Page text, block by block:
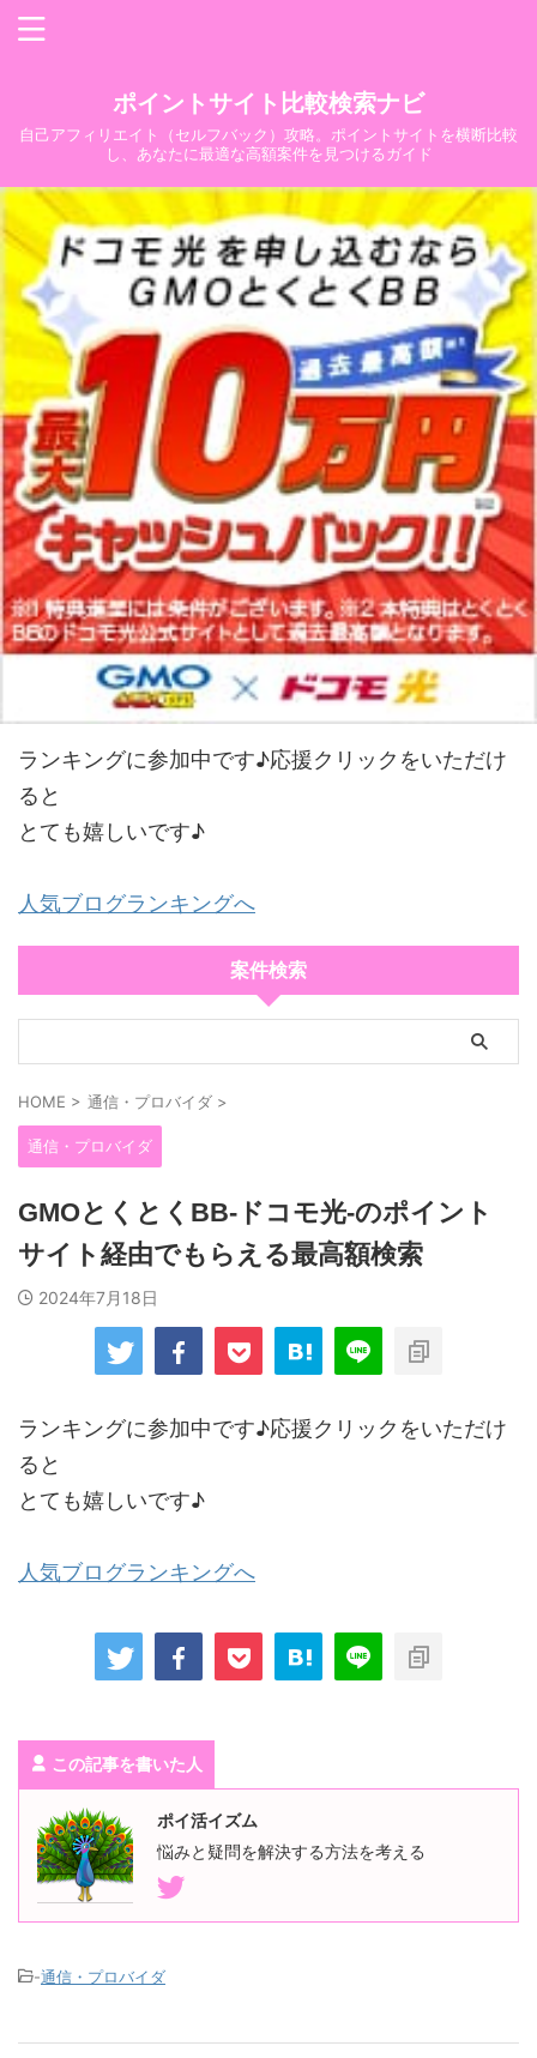
ポイントサイト比較検索ナビ
自己アフィリエイト（セルフバック）攻略。ポイントサイトを横断比較
し、あなたに最適な高額案件を見つけるガイド
ランキングに参加中です♪応援クリックをいただけ
ると
とても嬉しいです♪
人気ブログランキングへ
案件検索
HOME > 通信・プロバイダ >
通信・プロバイダ
GMOとくとくBB-ドコモ光-のポイント
サイト経由でもらえる最高額検索
2024年7月18日
ランキングに参加中です♪応援クリックをいただけ
ると
とても嬉しいです♪
人気ブログランキングへ
この記事を書いた人
ポイ活イズム
悩みと疑問を解決する方法を考える
-通信・プロバイダ